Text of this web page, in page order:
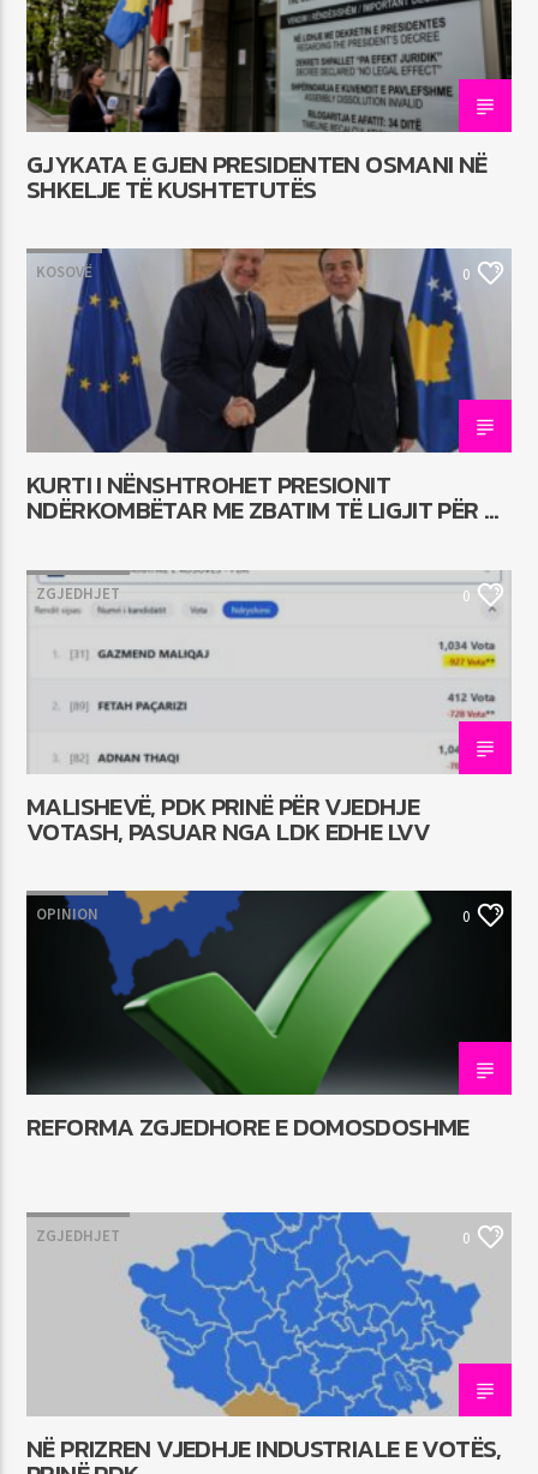
GJYKATA E GJEN PRESIDENTEN OSMANI NË
SHKELJE TË KUSHTETUTËS
KOSOVË 0
KURTI I NËNSHTROHET PRESIONIT
NDËRKOMBËTAR ME ZBATIM TË LIGJIT PËR TË
ZGJEDHJET 0
MALISHEVË, PDK PRINË PËR VJEDHJE
VOTASH, PASUAR NGA LDK EDHE LVV
OPINION 0
REFORMA ZGJEDHORE E DOMOSDOSHME
ZGJEDHJET 0
NË PRIZREN VJEDHJE INDUSTRIALE E VOTËS,